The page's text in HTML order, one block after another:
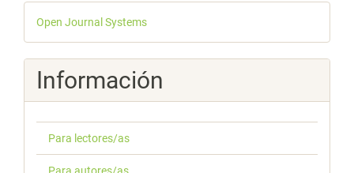
Desarrollado
por
Open Journal Systems
Información
Para lectores/as